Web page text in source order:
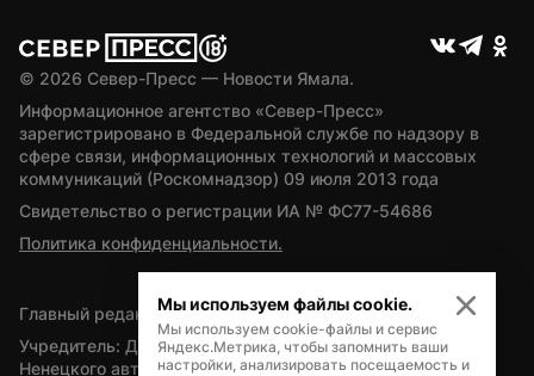
© 2026 Север-Пресс — Новости Ямала.
Информационное агентство «Север-Пресс»
зарегистрировано в Федеральной службе по надзору в
сфере связи, информационных технологий и массовых
коммуникаций (Роскомнадзор) 09 июля 2013 года
Свидетельство о регистрации ИА № ФС77-54686
Политика конфиденциальности.
Главный редактор — А.Л. Поздеев
Учредитель: Департамент внутренней политики Ямало-
Ненецкого автономного округа
Мы используем файлы cookie.
Мы используем cookie-файлы и сервис
Яндекс.Метрика, чтобы запомнить ваши
настройки, анализировать посещаемость и